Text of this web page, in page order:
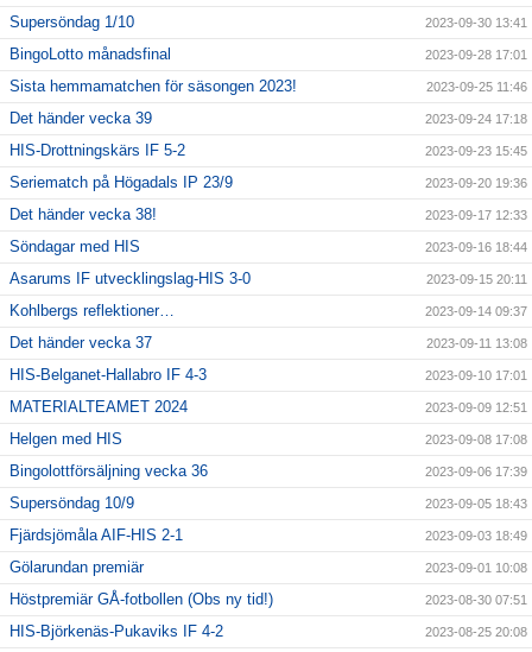
Supersöndag 1/10 2023-09-30 13:41
BingoLotto månadsfinal 2023-09-28 17:01
Sista hemmamatchen för säsongen 2023! 2023-09-25 11:46
Det händer vecka 39 2023-09-24 17:18
HIS-Drottningskärs IF 5-2 2023-09-23 15:45
Seriematch på Högadals IP 23/9 2023-09-20 19:36
Det händer vecka 38! 2023-09-17 12:33
Söndagar med HIS 2023-09-16 18:44
Asarums IF utvecklingslag-HIS 3-0 2023-09-15 20:11
Kohlbergs reflektioner… 2023-09-14 09:37
Det händer vecka 37 2023-09-11 13:08
HIS-Belganet-Hallabro IF 4-3 2023-09-10 17:01
MATERIALTEAMET 2024 2023-09-09 12:51
Helgen med HIS 2023-09-08 17:08
Bingolottförsäljning vecka 36 2023-09-06 17:39
Supersöndag 10/9 2023-09-05 18:43
Fjärdsjömåla AIF-HIS 2-1 2023-09-03 18:49
Gölarundan premiär 2023-09-01 10:08
Höstpremiär GÅ-fotbollen (Obs ny tid!) 2023-08-30 07:51
HIS-Björkenäs-Pukaviks IF 4-2 2023-08-25 20:08